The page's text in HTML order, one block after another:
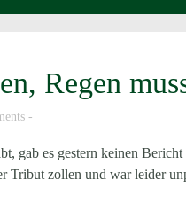
Regen
gab es gestern keinen
Tribut zollen und war leider